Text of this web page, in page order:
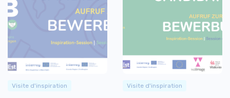
Visite d'inspiration Visite d'inspiration